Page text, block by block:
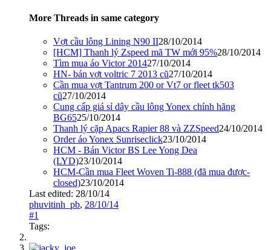
More Threads in same category
Vợt cầu lông Lining N90 II28/10/2014
[HCM] Thanh lý Zspeed mã TW mới 95%28/10/2014
Tìm mua áo Victor 201427/10/2014
HN- bán vợt voltric 7 2013 cũ27/10/2014
Cần mua vợt Tantrum 200 or Vt7 or fleet tk503
cũ27/10/2014
Cung cấp giá sỉ dây cầu lông Yonex chính hãng
BG6525/10/2014
Thanh lý cặp Apacs Rapier 88 và ZZSpeed24/10/2014
Order áo Yonex Sunriseclick23/10/2014
HCM - Bán Victor BS Lee Yong Dea
(LYD)23/10/2014
HCM-Cần mua Fleet Woven Ti-888 (đã mua được-
closed)23/10/2014
Last edited: 28/10/14
phuvitinh_pb, 28/10/14
#1
Tags: